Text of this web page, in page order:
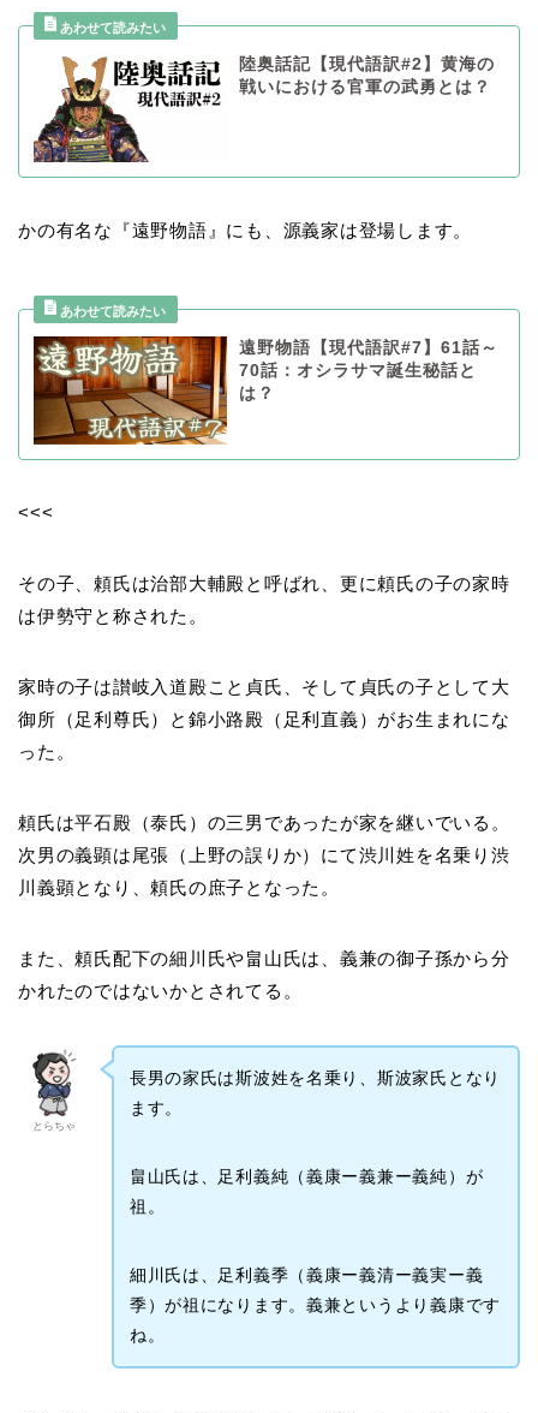
陸奥話記【現代語訳#2】黄海の
戦いにおける官軍の武勇とは？
かの有名な『遠野物語』にも、源義家は登場します。
遠野物語【現代語訳#7】61話～
70話：オシラサマ誕生秘話と
は？
<<<
その子、頼氏は治部大輔殿と呼ばれ、更に頼氏の子の家時
は伊勢守と称された。
家時の子は讃岐入道殿こと貞氏、そして貞氏の子として大
御所（足利尊氏）と錦小路殿（足利直義）がお生まれにな
った。
頼氏は平石殿（泰氏）の三男であったが家を継いでいる。
次男の義顕は尾張（上野の誤りか）にて渋川姓を名乗り渋
川義顕となり、頼氏の庶子となった。
また、頼氏配下の細川氏や畠山氏は、義兼の御子孫から分
かれたのではないかとされてる。
とらちゃ
長男の家氏は斯波姓を名乗り、斯波家氏となり
ます。
畠山氏は、足利義純（義康ー義兼ー義純）が
祖。
細川氏は、足利義季（義康ー義清ー義実ー義
季）が祖になります。義兼というより義康です
ね。